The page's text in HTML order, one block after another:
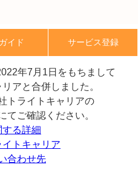
イド サービス登録
年7月1日をもちまして
アと合併しました。
トライトキャリアの
てご確認ください。
る詳細
トキャリア
合わせ先